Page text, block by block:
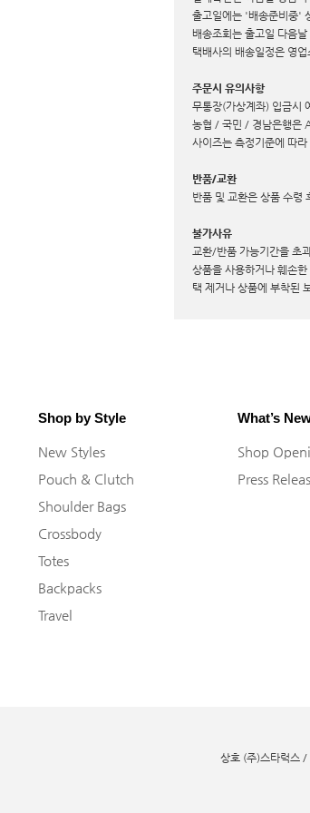
출고일에는 '배송준비중'
배송조회는 출고일 다음
택배사의 배송일정은 영
주문시 유의사항
무통장(가상계좌) 입금시
농협 / 국민 / 경남은행은
사이즈는 측정기준에 따
반품/교환
반품 및 교환은 상품 수령
불가사유
교환/반품 가능기간을 초
상품을 사용하거나 훼손한
택 제거나 상품에 부착된
Shop by Style
New Styles
Pouch & Clutch
Shoulder Bags
Crossbody
Totes
Backpacks
Travel
What’s
Shop
Press
상호 (주)스타럭스